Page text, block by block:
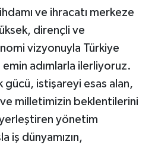
ve ihracatı merkeze
dirençli ve
vizyonuyla Türkiye
emin adımlarla ilerliyoruz.
gücü, istişareyi esas alan,
milletimizin beklentilerini
yönetim
iş dünyamızın,